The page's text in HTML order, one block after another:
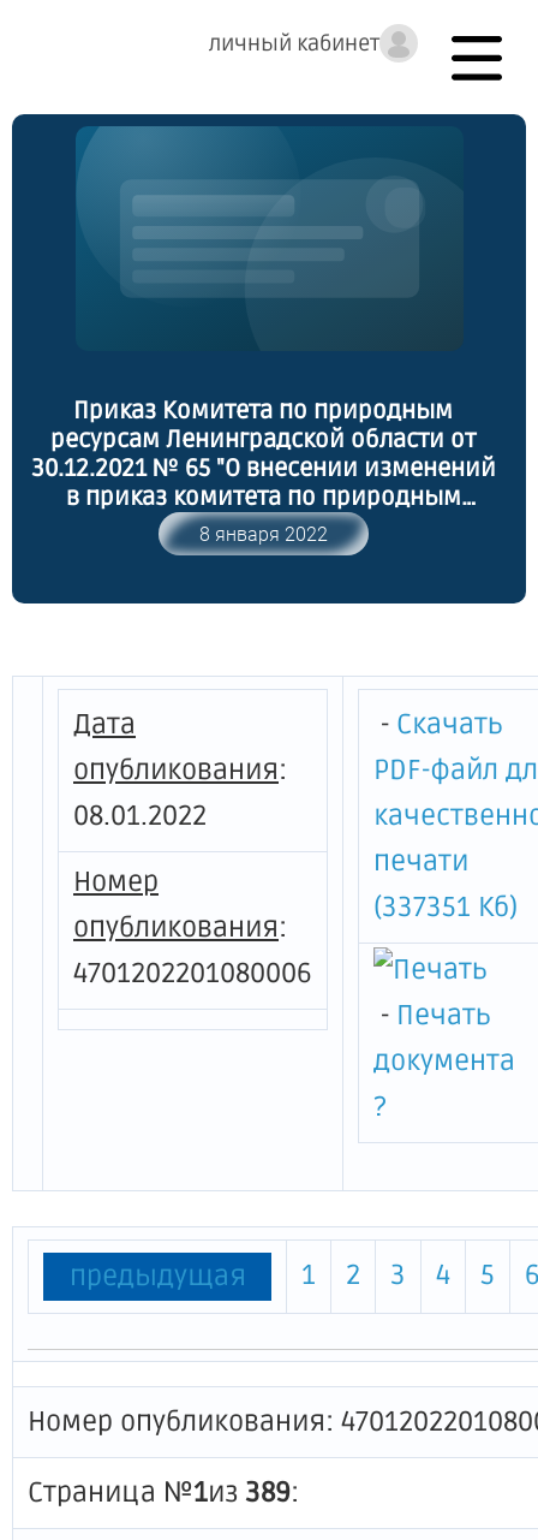
личный кабинет
Приказ Комитета по природным
ресурсам Ленинградской области от
30.12.2021 № 65 "О внесении изменений
в приказ комитета по природным
ресурсам Ленинградской области от
01.11.2018 года № 22 "Об утверждении
Западного лесничества Ленинградской
8 января 2022
Дата
опубликования:
08.01.2022
Номер
опубликования:
4701202201080006
- Скачать
PDF-файл
печати
(337351 Кб)
- Печать
документа
?
предыдущая 1 2 3 4 5
Номер опубликования:
Страница №1из 389: